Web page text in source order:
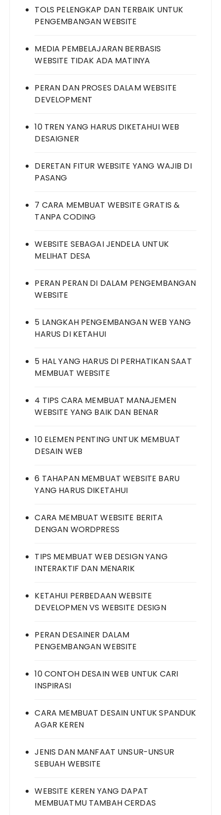
TOLS PELENGKAP DAN TERBAIK UNTUK
PENGEMBANGAN WEBSITE
MEDIA PEMBELAJARAN BERBASIS
WEBSITE TIDAK ADA MATINYA
PERAN DAN PROSES DALAM WEBSITE
DEVELOPMENT
10 TREN YANG HARUS DIKETAHUI WEB
DESAIGNER
DERETAN FITUR WEBSITE YANG WAJIB DI
PASANG
7 CARA MEMBUAT WEBSITE GRATIS &
TANPA CODING
WEBSITE SEBAGAI JENDELA UNTUK
MELIHAT DESA
PERAN PERAN DI DALAM PENGEMBANGAN
WEBSITE
5 LANGKAH PENGEMBANGAN WEB YANG
HARUS DI KETAHUI
5 HAL YANG HARUS DI PERHATIKAN SAAT
MEMBUAT WEBSITE
4 TIPS CARA MEMBUAT MANAJEMEN
WEBSITE YANG BAIK DAN BENAR
10 ELEMEN PENTING UNTUK MEMBUAT
DESAIN WEB
6 TAHAPAN MEMBUAT WEBSITE BARU
YANG HARUS DIKETAHUI
CARA MEMBUAT WEBSITE BERITA
DENGAN WORDPRESS
TIPS MEMBUAT WEB DESIGN YANG
INTERAKTIF DAN MENARIK
KETAHUI PERBEDAAN WEBSITE
DEVELOPMEN VS WEBSITE DESIGN
PERAN DESAINER DALAM
PENGEMBANGAN WEBSITE
10 CONTOH DESAIN WEB UNTUK CARI
INSPIRASI
CARA MEMBUAT DESAIN UNTUK SPANDUK
AGAR KEREN
JENIS DAN MANFAAT UNSUR-UNSUR
SEBUAH WEBSITE
WEBSITE KEREN YANG DAPAT
MEMBUATMU TAMBAH CERDAS